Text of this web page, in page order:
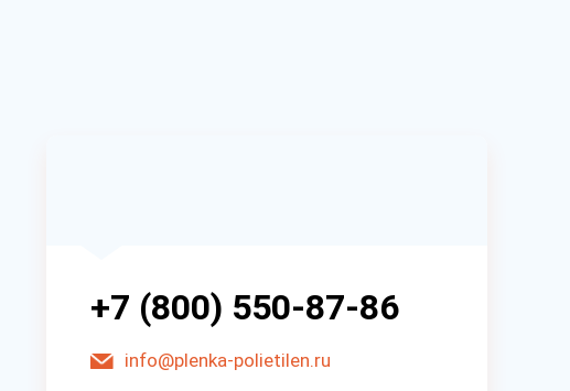
+7 (800) 550-87-86
info@plenka-polietilen.ru